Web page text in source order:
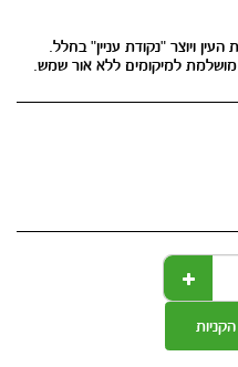
למיקומים ללא אור שמש.